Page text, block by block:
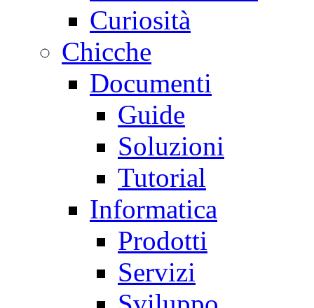
Curiosità
Chicche
Documenti
Guide
Soluzioni
Tutorial
Informatica
Prodotti
Servizi